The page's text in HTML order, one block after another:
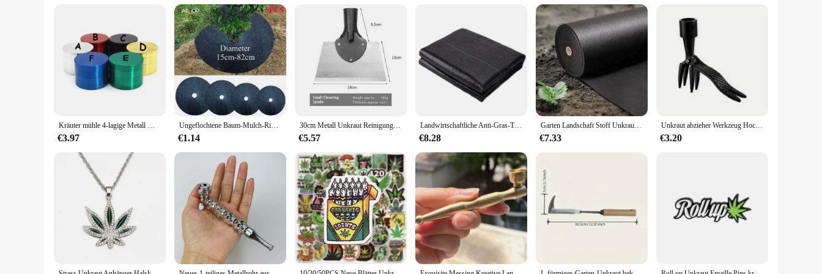
Parts and Accessories: Includes a Pollen Catcher
|Vendors|
**Unmatched Craftsmanship and Durability**
Crafted from high-grade aluminum alloy, this customizable weed grinder is designed to withstand the rigors of daily use. Its robust construction ensures that it can handle the toughest of materials,
making it a reliable tool for grinding dry herbs. The durable build not only guarantees longevity but also promises a consistent grind every time, enhancing your smoking experience.
**Personalized Aesthetics and Functionality**
This weed grinder custom Fräser is not just a tool; it's a statement. With its customizable engraving options, you can personalize your grinder to reflect your unique style. Whether you're a wholesaler
looking to offer a personal touch to your products or an individual seeking a one-of-a-kind accessory, this grinder's customization capabilities cater to all. The grinder's compact and portable size make
it an ideal companion for on-the-go smokers, ensuring that you can enjoy your herbs anytime, anywhere.
Efficiency meets convenience with this weed grinder's advanced grinding mechanism. The sharp teeth effortlessly break down your herbs, resulting in a fine consistency that's perfect for rolling or
vaporizing. The inclusion of a pollen catcher ensures that no precious kief is left behind, maximizing the utility of your herbs. Whether you're a seasoned smoker or a newbie, this grinder's design and
functionality are tailored to meet your needs, making it a valuable addition to your smoking accessories.
Kräuter mühle 4-lagige Metall Moedor de Erva Brecher Mühle Kräuter brecher accesorios para fuma anpassen 40mm
€3.97
Ungeflochtene Baum-Mulch-Ring-Unkrautbarriere, Schutzmatte, Pflanzenabdeckung, Anti-Gras, Unkrautbekämpfung aus Gartenstoff, 15 cm–82 cm
€1.14
30cm Metall Unkraut Reinigungs schaufel Edelstahl Enteisungs schaufel multifunktion ale Outdoor-Gartens chaufel Farm Unkraut Pflanz schaufel
€5.57
Landwirtschaftliche Anti-Gras-Tuch PP Garten Unkraut Barriere Stoff Durchlässige Anti-Unkraut Mesh Geotextile Gewächshaus Jäten Matte
€8.28
Garten Landschaft Stoff Unkraut Barriere schwere Auffahrt Garten matte Polypropylen Bodendecker Blume Gemüse Hoch beete l
€7.33
Unkraut abzieher Werkzeug Hoch leistungs Stand Up Unkraut abzieher 4 Klauen kopf Unkraut vernichter Werkzeug für Garten projekte Rasen ohne Biegen kniend
€3.20